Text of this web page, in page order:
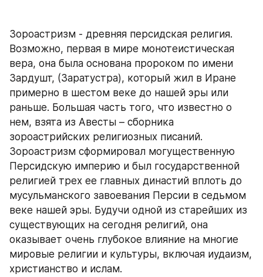
Зороастризм - древняя персидская религия.
Возможно, первая в мире монотеистическая
вера, она была основана пророком по имени
Зардушт, (Заратустра), который жил в Иране
примерно в шестом веке до нашей эры или
раньше. Большая часть того, что известно о
нем, взята из Авесты – сборника
зороастрийских религиозных писаний.
Зороастризм сформировал могущественную
Персидскую империю и был государственной
религией трех ее главных династий вплоть до
мусульманского завоевания Персии в седьмом
веке нашей эры. Будучи одной из старейших из
существующих на сегодня религий, она
оказывает очень глубокое влияние на многие
мировые религии и культуры, включая иудаизм,
христианство и ислам.